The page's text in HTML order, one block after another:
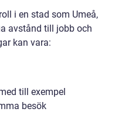
i en stad som Umeå,
avstånd till jobb och
kan vara:
till exempel
besök